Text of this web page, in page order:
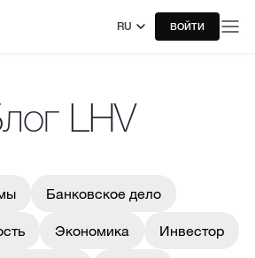
RU ВОЙТИ
LHV
Банковское дело
Экономика Инвестор